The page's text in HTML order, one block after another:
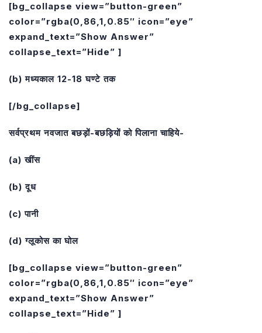
[bg_collapse view=”button-green”
color=”rgba(0,86,1,0.85″ icon=”eye”
expand_text=”Show Answer”
collapse_text=”Hide” ]
(b) मध्यकाल 12-18 घण्टे तक
[/bg_collapse]
सर्वप्रथम नवजात बछड़ों-बछड़ियों को पिलाना चाहिये-
(a) खींस
(b) दूध
(c) पानी
(d) ग्लूकोस का घोल
[bg_collapse view=”button-green”
color=”rgba(0,86,1,0.85″ icon=”eye”
expand_text=”Show Answer”
collapse_text=”Hide” ]